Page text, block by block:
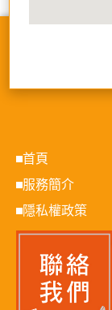
首頁
服務簡介
隱私權政策